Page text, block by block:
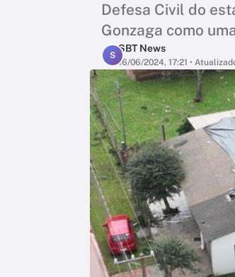
Defesa Civil do
Gonzaga como
S
SBT News
16/06/2024, 17:21 •